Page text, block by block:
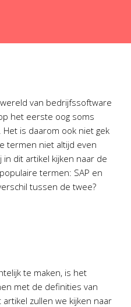
wereld van bedrijfssoftware
het eerste oog soms
is daarom ook niet gek
termen niet altijd even
in dit artikel kijken naar de
termen: SAP en
tussen de twee?
te maken, is het
met de definities van
zullen we kijken naar